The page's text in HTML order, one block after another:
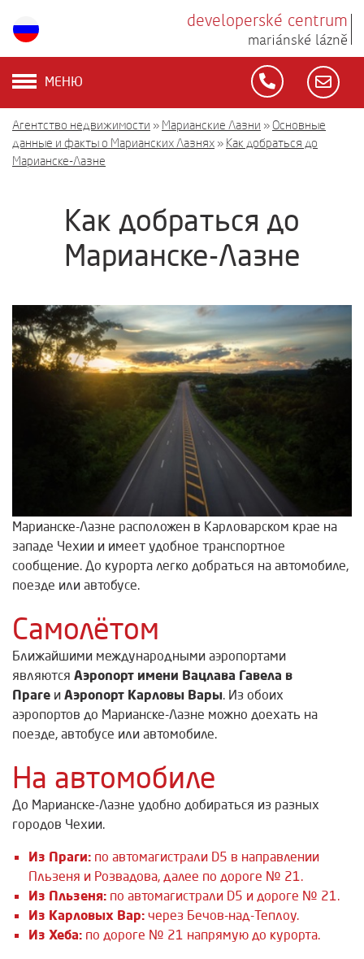
developerské centrum
mariánské lázně
МЕНЮ
Агентство недвижимости » Марианские Лазни » Основные
данные и факты о Марианских Лазнях » Как добраться до
Марианске-Лазне
Как добраться до
Марианске-Лазне
Марианске-Лазне расположен в Карловарском крае на
западе Чехии и имеет удобное транспортное
сообщение. До курорта легко добраться на автомобиле,
поезде или автобусе.
Самолётом
Ближайшими международными аэропортами
являются Аэропорт имени Вацлава Гавела в
Праге и Аэропорт Карловы Вары. Из обоих
аэропортов до Марианске-Лазне можно доехать на
поезде, автобусе или автомобиле.
На автомобиле
До Марианске-Лазне удобно добираться из разных
городов Чехии.
Из Праги: по автомагистрали D5 в направлении
Пльзеня и Розвадова, далее по дороге № 21.
Из Пльзеня: по автомагистрали D5 и дороге № 21.
Из Карловых Вар: через Бечов-над-Теплоу.
Из Хеба: по дороге № 21 напрямую до курорта.